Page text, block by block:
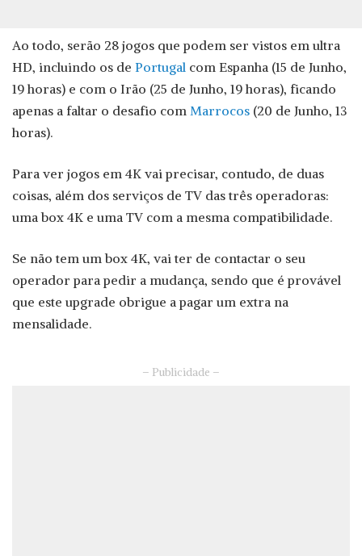
Ao todo, serão 28 jogos que podem ser vistos em ultra
HD, incluindo os de Portugal com Espanha (15 de Junho,
19 horas) e com o Irão (25 de Junho, 19 horas), ficando
apenas a faltar o desafio com Marrocos (20 de Junho, 13
horas).
Para ver jogos em 4K vai precisar, contudo, de duas
coisas, além dos serviços de TV das três operadoras:
uma box 4K e uma TV com a mesma compatibilidade.
Se não tem um box 4K, vai ter de contactar o seu
operador para pedir a mudança, sendo que é provável
que este upgrade obrigue a pagar um extra na
mensalidade.
– Publicidade –